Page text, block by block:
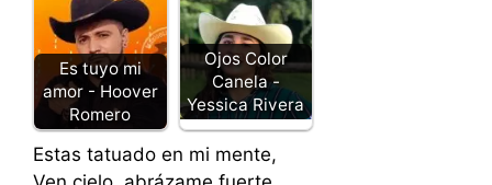
Es tuyo mi
amor - Hoover
Romero
Ojos Color
Canela -
Yessica Rivera
Estas tatuado en mi mente,